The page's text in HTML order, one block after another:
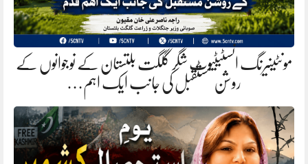
مونٹینیرنگ انسٹیٹیوٹ شگر گلگت بلتستان کے نوجوانوں کے
روشن مستقبل کی جانب ایک اہم…